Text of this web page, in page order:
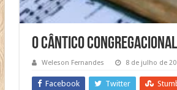
O Cântico
Weleson Fernandes 8 de julho de
Facebook Twitter